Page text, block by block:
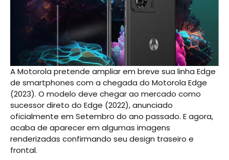
A Motorola pretende ampliar em breve sua linha Edge
de smartphones com a chegada do Motorola Edge
(2023). O modelo deve chegar ao mercado como
sucessor direto do Edge (2022), anunciado
oficialmente em Setembro do ano passado. E agora,
acaba de aparecer em algumas imagens
renderizadas confirmando seu design traseiro e
frontal.